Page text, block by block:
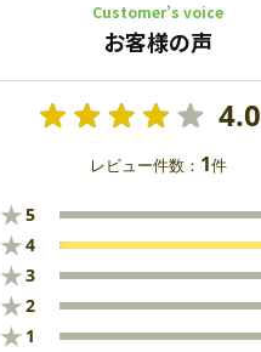
Customer’s voice
お客様の声
4.0
レビュー件数： 1件
★5
★4
★3
★2
★ 1